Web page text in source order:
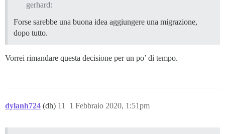
gerhard:
Forse sarebbe una buona idea aggiungere una migrazione,
dopo tutto.
Vorrei rimandare questa decisione per un po’ di tempo.
dylanh724 (dh) 1 Febbraio 2020, 1:51pm
11